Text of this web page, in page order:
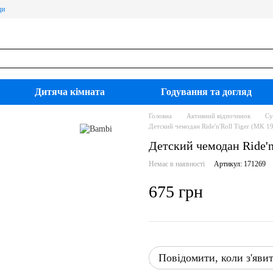
Дитяча кімната Годування та догляд
Головна Активний відпочинок
Детский чемодан Ride'n'Roll Tiger (MK
Детский чемодан
Немає в наявності Артикул: 171269
675 грн
Повідомити, коли